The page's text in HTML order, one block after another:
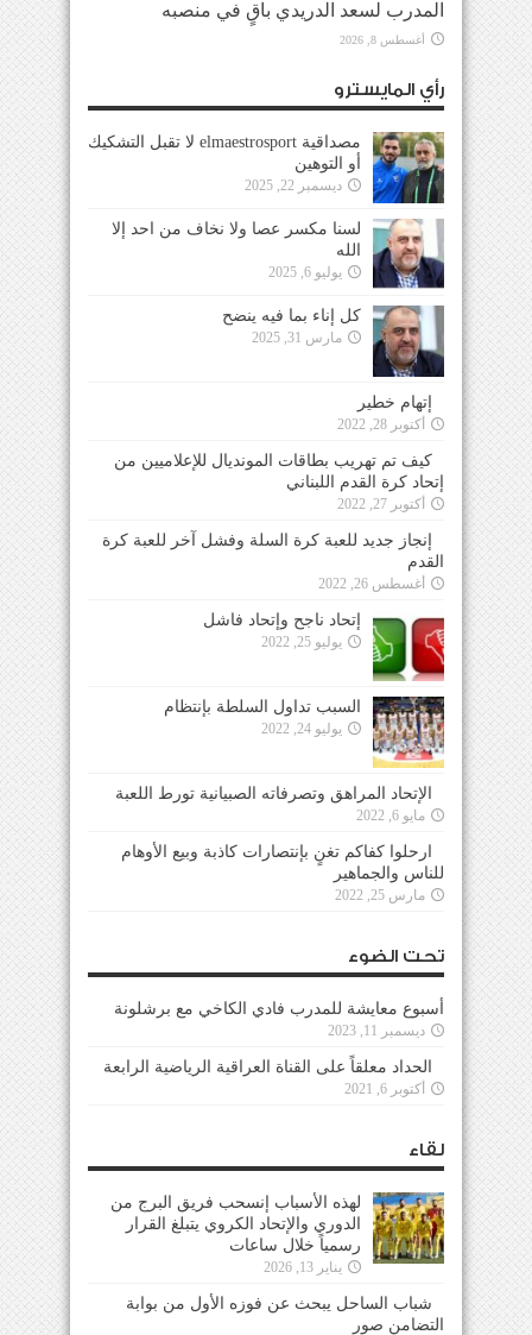
المدرب لسعد الدريدي باقٍ في منصبه
أغسطس 8, 2026
رأي المايسترو
مصداقية elmaestrosport لا تقبل التشكيك
أو التوهين
ديسمبر 22, 2025
لسنا مكسر عصا ولا نخاف من احد إلا
الله
يوليو 6, 2025
كل إناء بما فيه ينضح
مارس 31, 2025
إتهام خطير
أكتوبر 28, 2022
كيف تم تهريب بطاقات المونديال للإعلاميين من
إتحاد كرة القدم اللبناني
أكتوبر 27, 2022
إنجاز جديد للعبة كرة السلة وفشل آخر للعبة كرة
القدم
أغسطس 26, 2022
إتحاد ناجح وإتحاد فاشل
يوليو 25, 2022
السبب تداول السلطة بإنتظام
يوليو 24, 2022
الإتحاد المراهق وتصرفاته الصبيانية تورط اللعبة
مايو 6, 2022
ارحلوا كفاكم تغنٍ بإنتصارات كاذبة وبيع الأوهام
للناس والجماهير
مارس 25, 2022
تحت الضوء
أسبوع معايشة للمدرب فادي الكاخي مع برشلونة
ديسمبر 11, 2023
الحداد معلقاً على القناة العراقية الرياضية الرابعة
أكتوبر 6, 2021
لقاء
لهذه الأسباب إنسحب فريق البرج من
الدوري والإتحاد الكروي يتبلغ القرار
رسمياً خلال ساعات
يناير 13, 2026
شباب الساحل يبحث عن فوزه الأول من بوابة
التضامن صور